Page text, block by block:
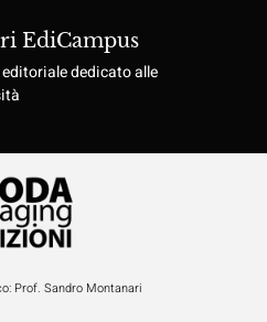
EdiCampus
dedicato alle
Prof. Sandro Montanari